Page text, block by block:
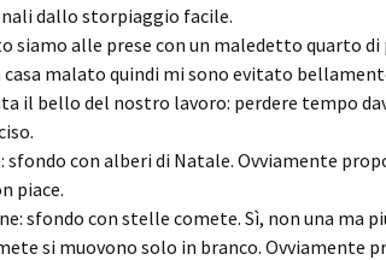
dallo storpiaggio facile.
siamo alle prese con un maledetto quarto di
malato quindi mi sono evitato
il bello del nostro lavoro: perdere tempo
sfondo con alberi di Natale. Ovviamente
piace.
sfondo con stelle comete. Sì, non una ma
si muovono solo in branco. Ovviamente